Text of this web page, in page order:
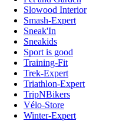
Slowood Interior
Smash-Expert
Sneak'In
Sneakids
Sport is good
Training-Fit
Trek-Expert
Triathlon-Expert
TripNBikers
Vélo-Store
Winter-Expert